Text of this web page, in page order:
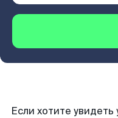
Если хотите